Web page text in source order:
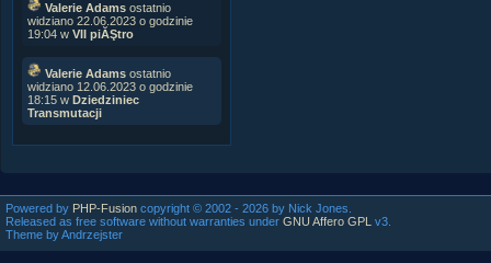
Valerie Adams ostatnio
widziano 22.06.2023 o godzinie
19:04 w VII piĂŞtro
Valerie Adams ostatnio
widziano 12.06.2023 o godzinie
18:15 w Dziedziniec
Transmutacji
Powered by PHP-Fusion copyright © 2002 - 2026 by Nick Jones.
Released as free software without warranties under GNU Affero GPL
v3.
Theme by Andrzejster